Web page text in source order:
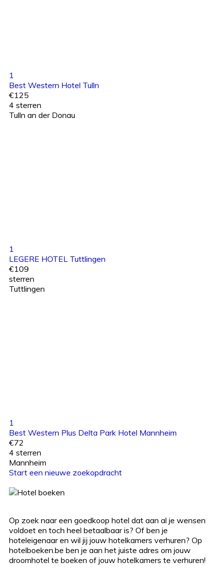
1
Best Western Hotel Tulln
€125
4 sterren
Tulln an der Donau
1
LEGERE HOTEL Tuttlingen
€109
sterren
Tuttlingen
1
Best Western Plus Delta Park Hotel Mannheim
€72
4 sterren
Mannheim
Start een nieuwe zoekopdracht
Op zoek naar een goedkoop hotel dat aan al je wensen
voldoet en toch heel betaalbaar is? Of ben je
hoteleigenaar en wil jij jouw hotelkamers verhuren? Op
hotelboeken.be ben je aan het juiste adres om jouw
droomhotel te boeken of jouw hotelkamers te verhuren!